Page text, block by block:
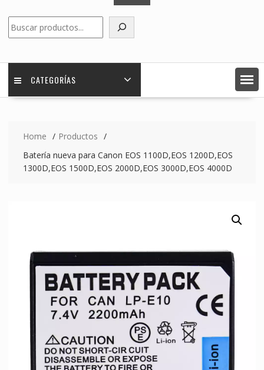
CATEGORÍAS
Home
Productos
Batería nueva para Canon EOS 1100D,EOS 1200D,EOS
1300D,EOS 1500D,EOS 2000D,EOS 3000D,EOS 4000D